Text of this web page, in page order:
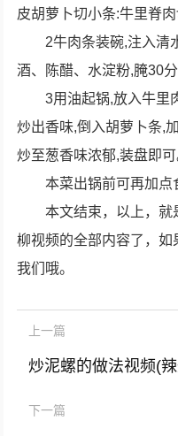
皮胡萝卜切小条:牛里脊
2牛肉条装碗,注入清
酒、陈醋、水淀粉,腌30
3用油起锅,放入牛里
炒出香味,倒入胡萝卜条,
炒至葱香味浓郁,装盘即可
本菜出锅前可再加点
本文结束，以上，
柳视频的全部内容了，
我们哦。
上一篇
炒泥螺的做法视频(
下一篇